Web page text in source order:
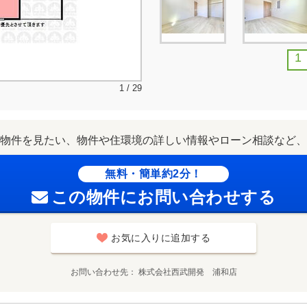
1 / 29
1
物件を見たい、物件や住環境の詳しい情報やローン相談など、
無料・簡単約2分！
この物件にお問い合わせする
お気に入りに追加する
お問い合わせ先 株式会社西武開発 浦和店